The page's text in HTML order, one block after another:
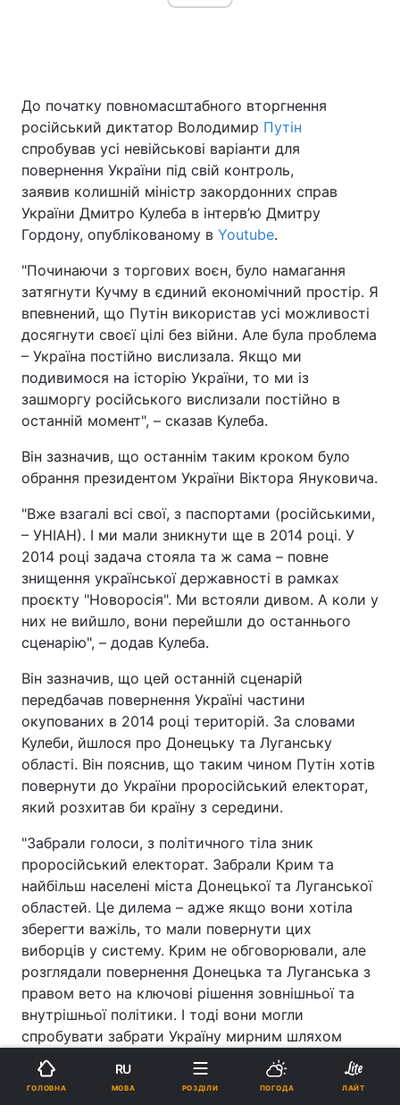
До початку повномасштабного вторгнення
російський диктатор Володимир Путін
спробував усі невійськові варіанти для
повернення України під свій контроль,
заявив колишній міністр закордонних справ
України Дмитро Кулеба в інтерв’ю Дмитру
Гордону, опублікованому в Youtube.
"Починаючи з торгових воєн, було намагання
затягнути Кучму в єдиний економічний простір. Я
впевнений, що Путін використав усі можливості
досягнути своєї цілі без війни. Але була проблема
– Україна постійно вислизала. Якщо ми
подивимося на історію України, то ми із
зашморгу російського вислизали постійно в
останній момент", – сказав Кулеба.
Він зазначив, що останнім таким кроком було
обрання президентом України Віктора Януковича.
"Вже взагалі всі свої, з паспортами (російськими,
– УНІАН). І ми мали зникнути ще в 2014 році. У
2014 році задача стояла та ж сама – повне
знищення української державності в рамках
проєкту "Новоросія". Ми встояли дивом. А коли у
них не вийшло, вони перейшли до останнього
сценарію", – додав Кулеба.
Він зазначив, що цей останній сценарій
передбачав повернення Україні частини
окупованих в 2014 році територій. За словами
Кулеби, йшлося про Донецьку та Луганську
області. Він пояснив, що таким чином Путін хотів
повернути до України проросійський електорат,
який розхитав би країну з середини.
"Забрали голоси, з політичного тіла зник
проросійський електорат. Забрали Крим та
найбільш населені міста Донецької та Луганської
областей. Це дилема – адже якщо вони хотіла
зберегти важіль, то мали повернути цих
виборців у систему. Крим не обговорювали, але
розглядали повернення Донецька та Луганська з
правом вето на ключові рішення зовнішньої та
внутрішньої політики. І тоді вони могли
спробувати забрати Україну мирним шляхом
через 10 років, розхитавши з середини", –
зазначив Кулеба.
ГОЛОВНА
RU
МОВА РОЗДІЛИ ПОГОДА ЛАЙТ